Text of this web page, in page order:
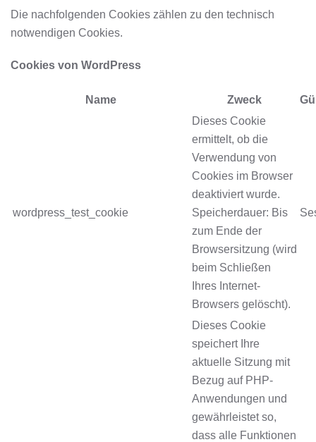
Die nachfolgenden Cookies zählen zu den technisch
notwendigen Cookies.
Cookies von WordPress
Name Zweck
wordpress_test_cookie
Dieses Cookie
ermittelt, ob die
Verwendung von
Cookies im Browser
deaktiviert wurde.
Speicherdauer: Bis
zum Ende der
Browsersitzung (wird
beim Schließen
Ihres Internet-
Browsers gelöscht).
Dieses Cookie
speichert Ihre
aktuelle Sitzung mit
Bezug auf PHP-
Anwendungen und
gewährleistet so,
dass alle Funktionen